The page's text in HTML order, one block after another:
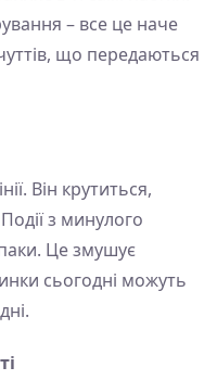
– все це наче
що передаються
Він крутиться,
з минулого
Це змушує
сьогодні можуть